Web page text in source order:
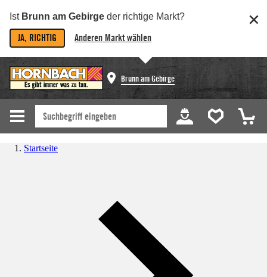
Ist Brunn am Gebirge der richtige Markt?
JA, RICHTIG Anderen Markt wählen
Brunn am Gebirge
Startseite